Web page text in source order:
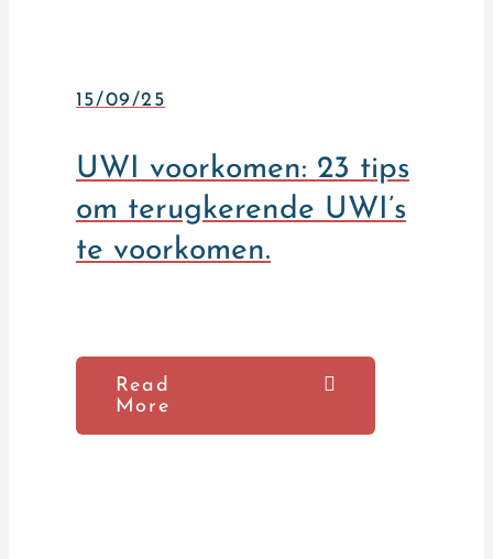
15/09/25
UWI voorkomen: 23 tips
om terugkerende UWI’s
te voorkomen.
Read
More